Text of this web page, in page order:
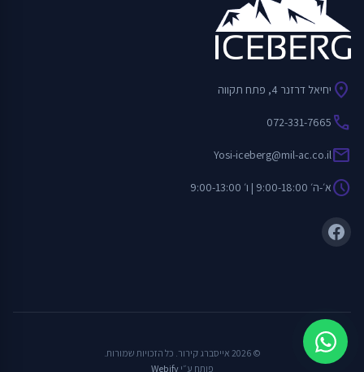
location_on יחיאל דרזנר 4, פתח תקווה
call
072-331-7665
mail
Yosi-iceberg@mil-ac.co.il
scheduleא׳-ה׳ 9:00-18:00 | ו׳ 9:00-13:00
© 2026 אייסברג קירור. כל הזכויות שמורות.
פותח ע״יWebify